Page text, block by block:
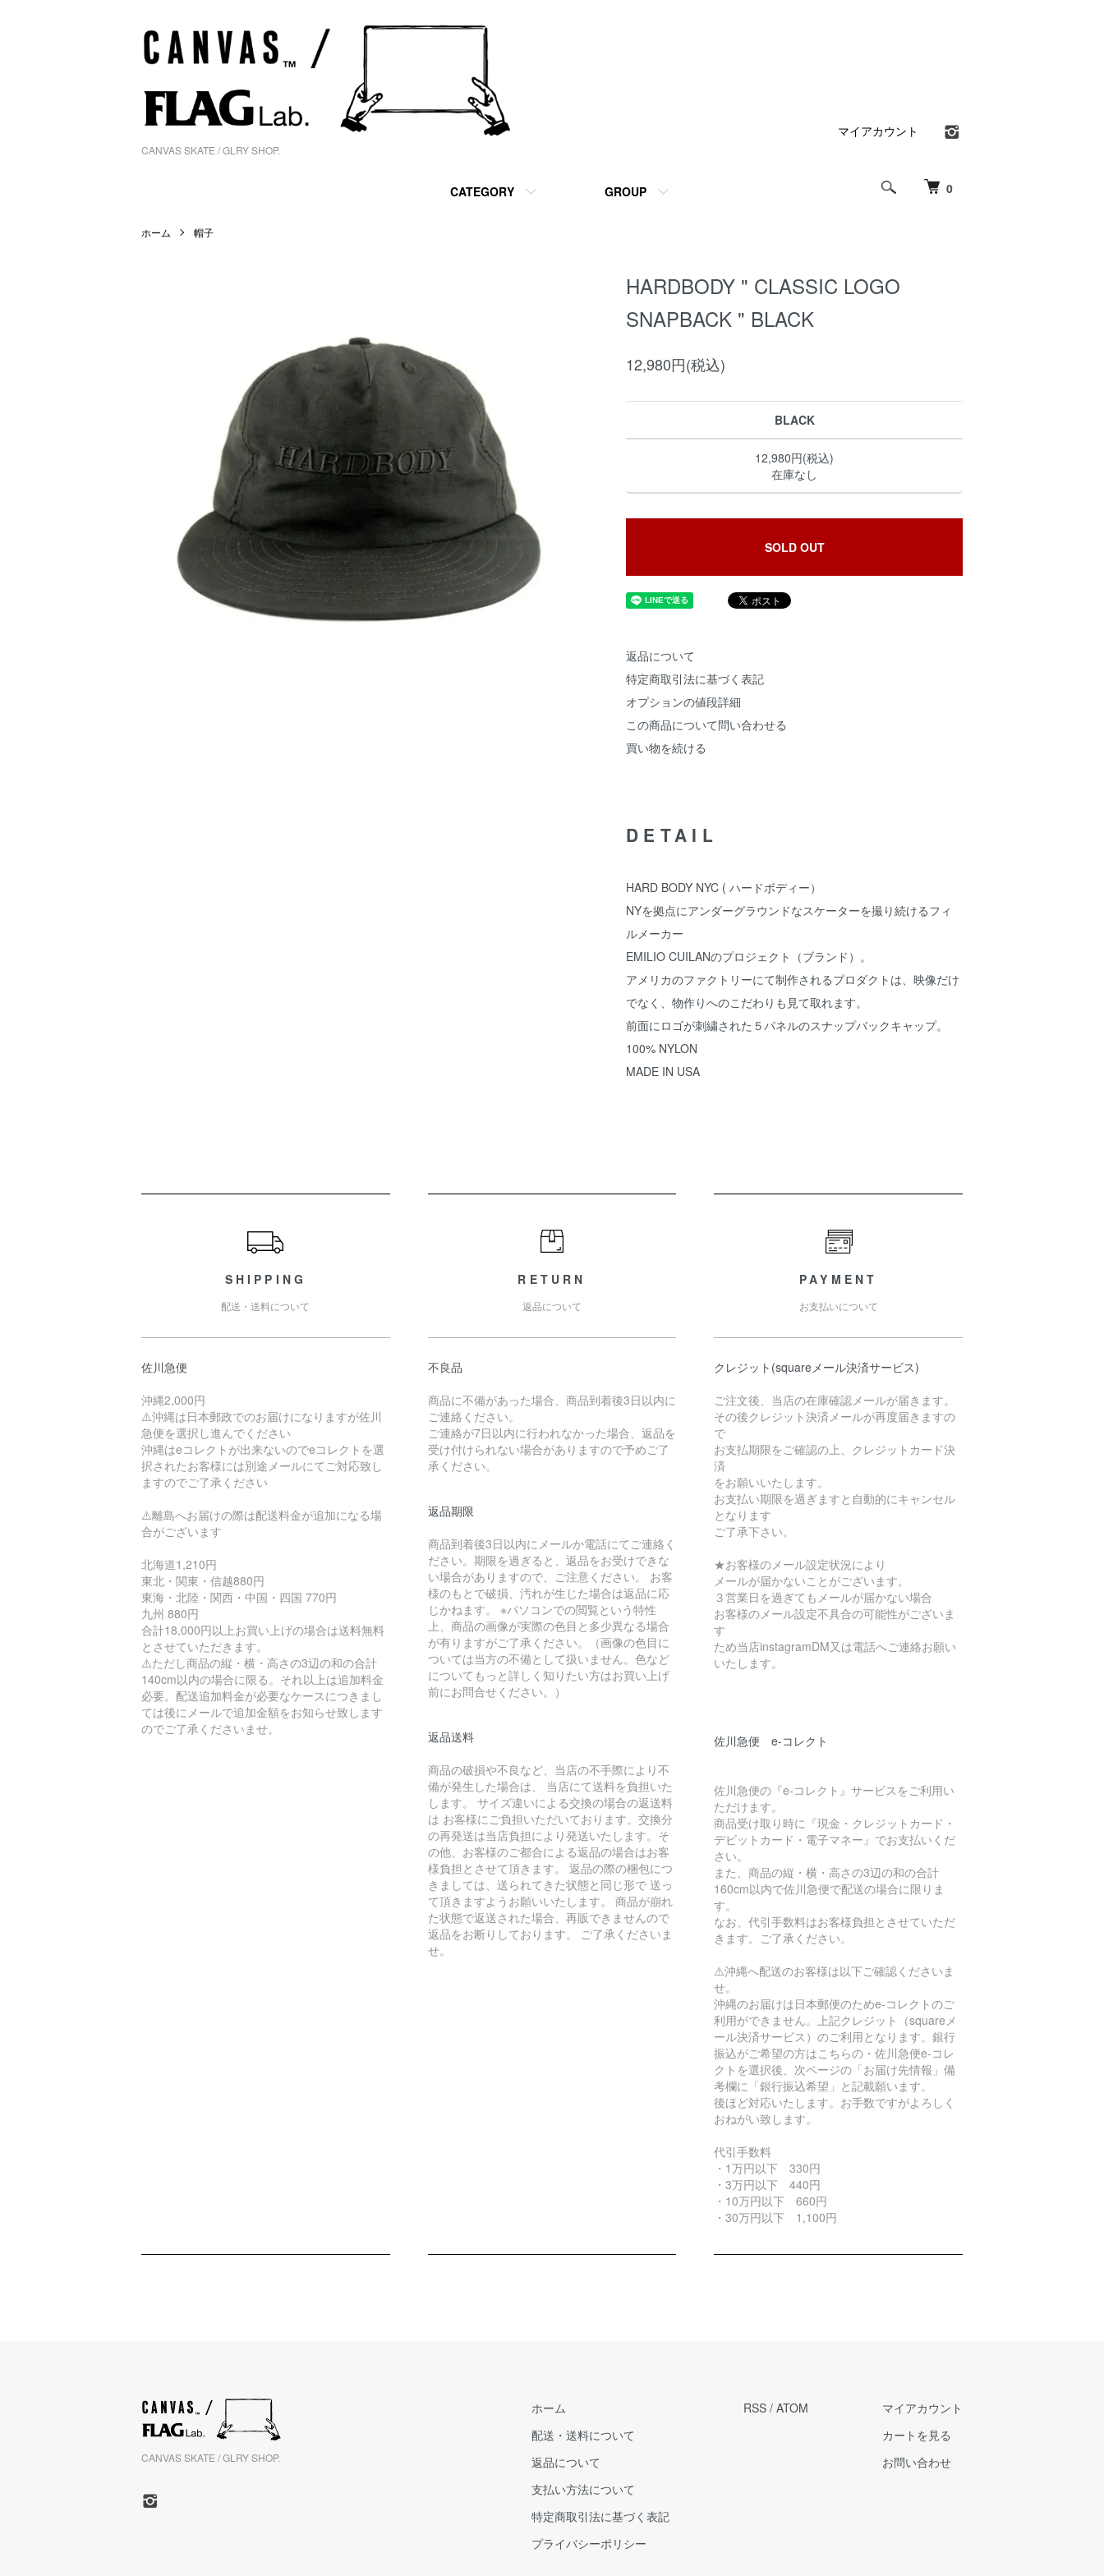
CANVAS SKATE / GLRY SHOP.
0
CATEGORY GROUP
マイアカウント
ホーム 帽子
HARDBODY " CLASSIC LOGO
SNAPBACK " BLACK
12,980円(税込)
BLACK
12,980円(税込)
在庫なし
SOLD OUT
返品について
特定商取引法に基づく表記
オプションの値段詳細
この商品について問い合わせる
買い物を続ける
DETAIL
HARD BODY NYC ( ハードボディー）
NYを拠点にアンダーグラウンドなスケーターを撮り続けるフィ
ルメーカー
EMILIO CUILANのプロジェクト（ブランド）。
アメリカのファクトリーにて制作されるプロダクトは、映像だけ
でなく、物作りへのこだわりも見て取れます。
前面にロゴが刺繍された５パネルのスナップバックキャップ。
100% NYLON
MADE IN USA
SHIPPING
配送・送料について
佐川急便
沖縄2,000円
⚠️沖縄は日本郵政でのお届けになりますが佐川
急便を選択し進んでください
沖縄はeコレクトが出来ないのでeコレクトを選
択されたお客様には別途メールにてご対応致し
ますのでご了承ください
⚠️離島へお届けの際は配送料金が追加になる場
合がございます
北海道1,210円
東北・関東・信越880円
東海・北陸・関西・中国・四国 770円
九州 880円
合計18,000円以上お買い上げの場合は送料無料
とさせていただきます。
⚠️ただし商品の縦・横・高さの3辺の和の合計
140cm以内の場合に限る。それ以上は追加料金
必要。配送追加料金が必要なケースにつきまし
ては後にメールで追加金額をお知らせ致します
のでご了承くださいませ。
RETURN
返品について
不良品
商品に不備があった場合、商品到着後3日以内に
ご連絡ください。
ご連絡が7日以内に行われなかった場合、返品を
受け付けられない場合がありますので予めご了
承ください。
返品期限
商品到着後3日以内にメールか電話にてご連絡く
ださい。期限を過ぎると、返品をお受けできな
い場合がありますので、ご注意ください。 お客
様のもとで破損、汚れが生じた場合は返品に応
じかねます。 ※パソコンでの閲覧という特性
上、商品の画像が実際の色目と多少異なる場合
が有りますがご了承ください。（画像の色目に
ついては当方の不備として扱いません。色など
についてもっと詳しく知りたい方はお買い上げ
前にお問合せください。）
返品送料
商品の破損や不良など、当店の不手際により不
備が発生した場合は、 当店にて送料を負担いた
します。 サイズ違いによる交換の場合の返送料
は お客様にご負担いただいております。交換分
の再発送は当店負担により発送いたします。そ
の他、お客様のご都合による返品の場合はお客
様負担とさせて頂きます。 返品の際の梱包につ
きましては、送られてきた状態と同じ形で 送っ
て頂きますようお願いいたします。 商品が崩れ
た状態で返送された場合、再販できませんので
返品をお断りしております。 ご了承くださいま
せ。
PAYMENT
お支払いについて
クレジット(squareメール決済サービス)
ご注文後、当店の在庫確認メールが届きます。
その後クレジット決済メールが再度届きますの
で
お支払期限をご確認の上、クレジットカード決
済
をお願いいたします。
お支払い期限を過ぎますと自動的にキャンセル
となります
ご了承下さい。
★お客様のメール設定状況により
メールが届かないことがございます。
３営業日を過ぎてもメールが届かない場合
お客様のメール設定不具合の可能性がございま
す
ため当店instagramDM又は電話へご連絡お願い
いたします。
佐川急便 e-コレクト
佐川急便の『e-コレクト』サービスをご利用い
ただけます。
商品受け取り時に『現金・クレジットカード・
デビットカード・電子マネー』でお支払いくだ
さい。
また、商品の縦・横・高さの3辺の和の合計
160cm以内で佐川急便で配送の場合に限りま
す。
なお、代引手数料はお客様負担とさせていただ
きます。ご了承ください。
⚠️沖縄へ配送のお客様は以下ご確認くださいま
せ。
沖縄のお届けは日本郵便のためe-コレクトのご
利用ができません。上記クレジット（squareメ
ール決済サービス）のご利用となります。銀行
振込がご希望の方はこちらの・佐川急便e-コレ
クトを選択後、次ページの「お届け先情報」備
考欄に「銀行振込希望」と記載願います。
後ほど対応いたします。お手数ですがよろしく
おねがい致します。
代引手数料
・1万円以下 330円
・3万円以下 440円
・10万円以下 660円
・30万円以下 1,100円
CANVAS SKATE / GLRY SHOP.
ホーム
配送・送料について
返品について
支払い方法について
特定商取引法に基づく表記
プライバシーポリシー
RSS / ATOM
マイアカウント
カートを見る
お問い合わせ